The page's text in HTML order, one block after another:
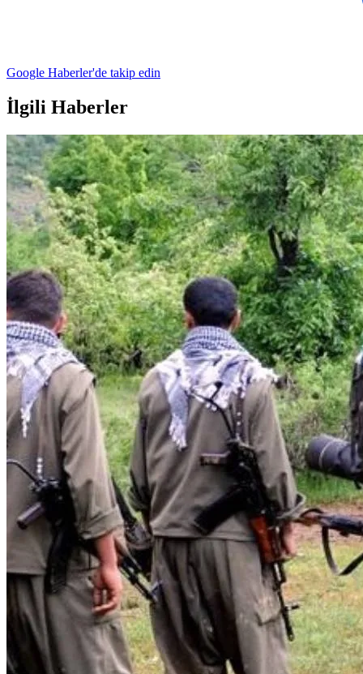
Google Haberler'de takip edin
İlgili Haberler